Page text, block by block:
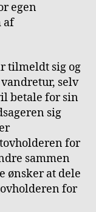
egen
af
tilmeldt sig og
selv
betale for sin
sig
for
sammen
ønsker at dele
for